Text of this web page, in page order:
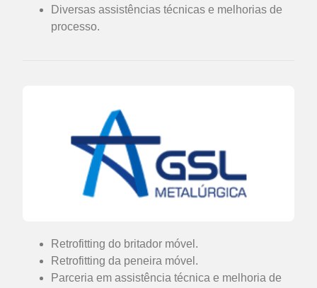
Diversas assistências técnicas e melhorias de
processo.
Retrofitting do britador móvel.
Retrofitting da peneira móvel.
Parceria em assistência técnica e melhoria de